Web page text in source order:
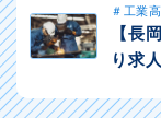
＃工業
【長
り求人